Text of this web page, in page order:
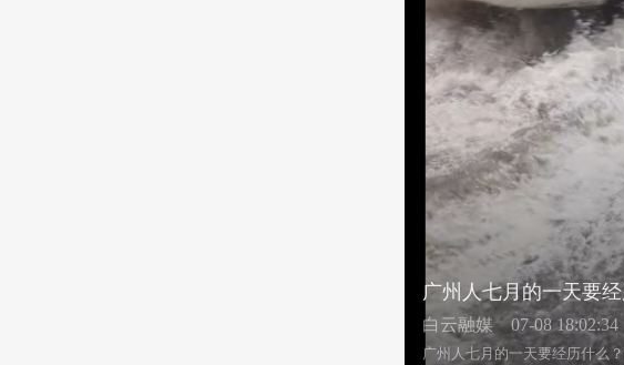
广州人七月的一天要
白云融媒 07-08 18:02:34
广州人七月的一天要经历什么